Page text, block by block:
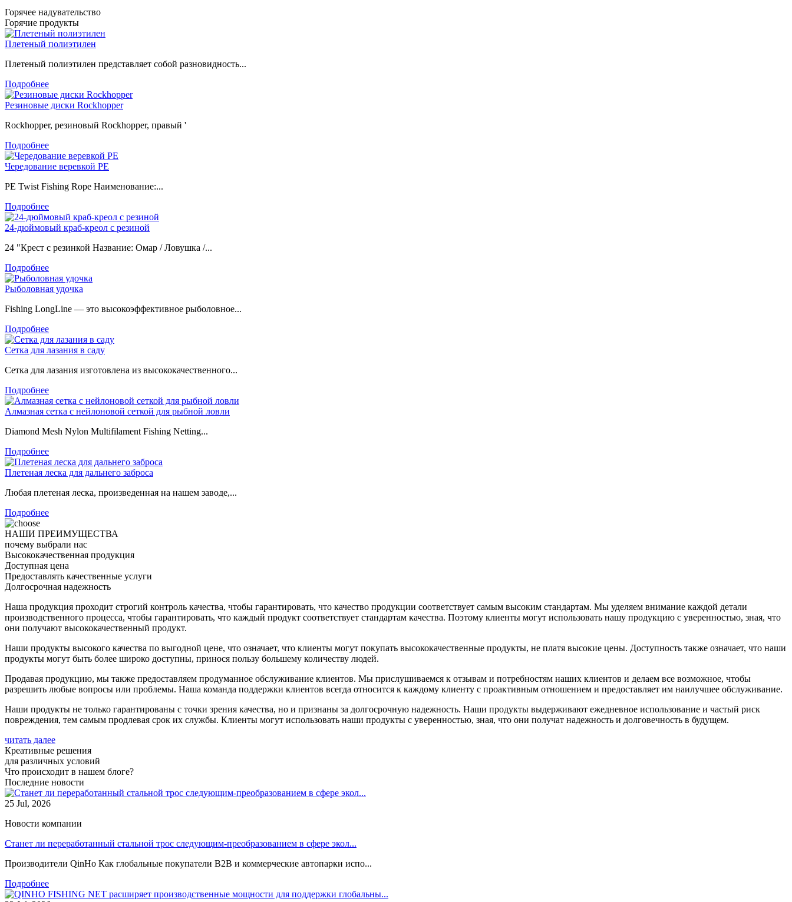
Горячее надувательство
Горячие продукты
Плетеный полиэтилен
Плетеный полиэтилен представляет собой разновидность...
Подробнее
Резиновые диски Rockhopper
Rockhopper, резиновый Rockhopper, правый '
Подробнее
Чередование веревкой PE
PE Twist Fishing Rope Наименование:...
Подробнее
24-дюймовый краб-креол с резиной
24 "Крест с резинкой Название: Омар / Ловушка /...
Подробнее
Рыболовная удочка
Fishing LongLine — это высокоэффективное рыболовное...
Подробнее
Сетка для лазания в саду
Сетка для лазания изготовлена ​​из высококачественного...
Подробнее
Алмазная сетка с нейлоновой сеткой для рыбной ловли
Diamond Mesh Nylon Multifilament Fishing Netting...
Подробнее
Плетеная леска для дальнего заброса
Любая плетеная леска, произведенная на нашем заводе,...
Подробнее
НАШИ ПРЕИМУЩЕСТВА
почему выбрали нас
Высококачественная продукция
Доступная цена
Предоставлять качественные услуги
Долгосрочная надежность
Наша продукция проходит строгий контроль качества, чтобы гарантировать, что качество продукции соответствует самым высоким стандартам. Мы уделяем внимание каждой детали
производственного процесса, чтобы гарантировать, что каждый продукт соответствует стандартам качества. Поэтому клиенты могут использовать нашу продукцию с уверенностью, зная, что
они получают высококачественный продукт.
Наши продукты высокого качества по выгодной цене, что означает, что клиенты могут покупать высококачественные продукты, не платя высокие цены. Доступность также означает, что наши
продукты могут быть более широко доступны, принося пользу большему количеству людей.
Продавая продукцию, мы также предоставляем продуманное обслуживание клиентов. Мы прислушиваемся к отзывам и потребностям наших клиентов и делаем все возможное, чтобы
разрешить любые вопросы или проблемы. Наша команда поддержки клиентов всегда относится к каждому клиенту с проактивным отношением и предоставляет им наилучшее обслуживание.
Наши продукты не только гарантированы с точки зрения качества, но и признаны за долгосрочную надежность. Наши продукты выдерживают ежедневное использование и частый риск
повреждения, тем самым продлевая срок их службы. Клиенты могут использовать наши продукты с уверенностью, зная, что они получат надежность и долговечность в будущем.
читать далее
Креативные решения
для различных условий
Что происходит в нашем блоге?
Последние новости
25 Jul, 2026
Новости компании
Станет ли переработанный стальной трос следующим-преобразованием в сфере экол...
Производители QinHo Как глобальные покупатели B2B и коммерческие автопарки испо...
Подробнее